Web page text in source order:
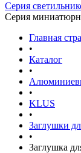
Серия
Серия
Главная
•
Каталог
•
•
KLUS
•
Заглушки
•
Заглушка